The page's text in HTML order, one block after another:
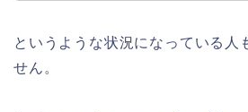
というような状況になっている人
せん。